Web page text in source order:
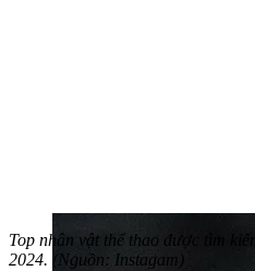
Top nhân vật thể thao được tìm
2024. (Nguồn: Instagam)